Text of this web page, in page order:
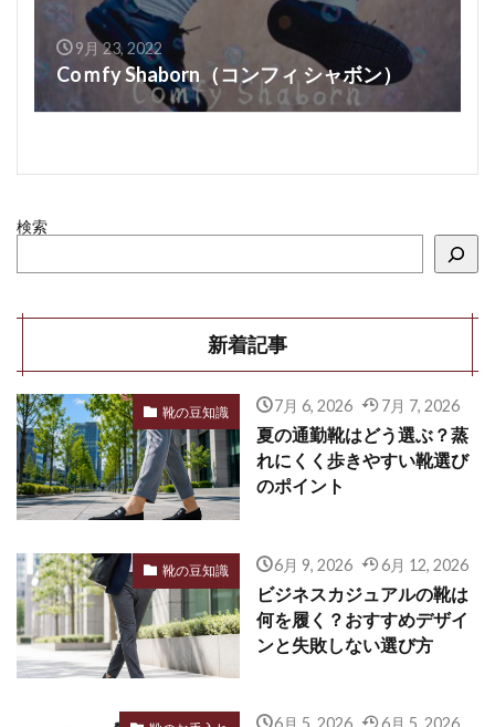
9月 23, 2022
Coｍfy Shaborn（コンフィ シャボン）
検索
新着記事
靴の豆知識 7月 6, 2026 7月 7, 2026
夏の通勤靴はどう選ぶ？蒸
れにくく歩きやすい靴選び
のポイント
靴の豆知識 6月 9, 2026 6月 12, 2026
ビジネスカジュアルの靴は
何を履く？おすすめデザイ
ンと失敗しない選び方
6月 5, 2026 6月 5, 2026